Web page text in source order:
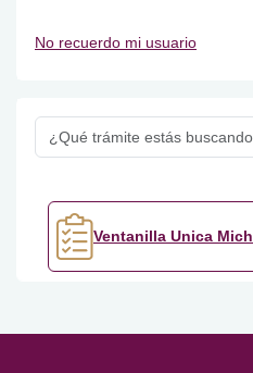
No recuerdo mi usuario
Ventanilla Unica